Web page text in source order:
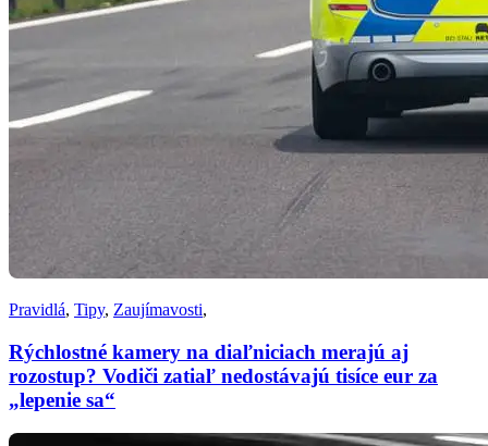
Pravidlá, Tipy, Zaujímavosti,
Rýchlostné kamery na diaľniciach merajú aj
rozostup? Vodiči zatiaľ nedostávajú tisíce eur za
„lepenie sa“